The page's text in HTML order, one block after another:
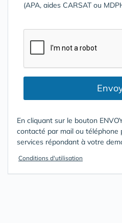
(APA, aides CARSAT ou
En cliquant sur le bouton
contacté par mail ou téléphone
services répondant à votre
Conditions d'utilisation